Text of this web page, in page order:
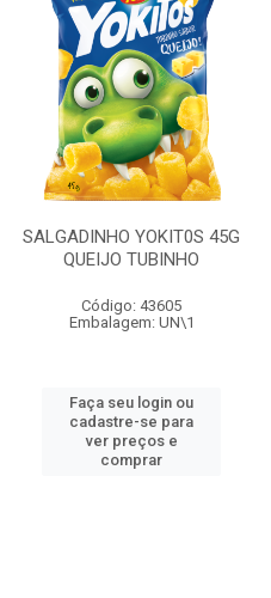
SALGADINHO YOKIT0S 45G
QUEIJO TUBINHO
Código: 43605
Embalagem: UN\1
Faça seu login ou
cadastre-se para
ver preços e
comprar